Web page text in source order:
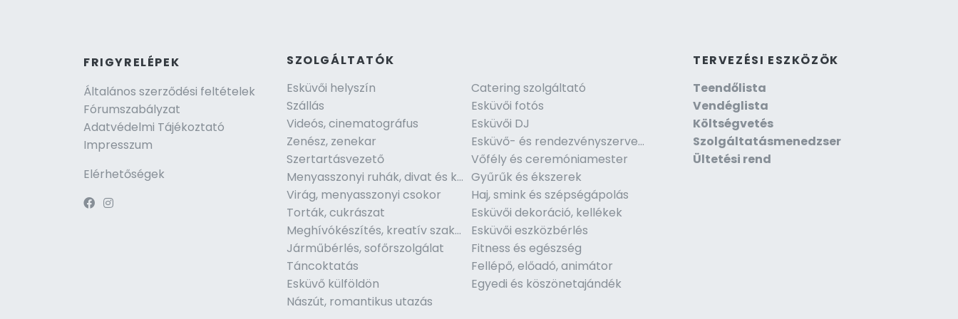
FRIGYRELÉPEK
Általános szerződési feltételek
Fórumszabályzat
Adatvédelmi Tájékoztató
Impresszum
Elérhetőségek
SZOLGÁLTATÓK
Esküvői helyszín
Catering szolgáltató
Szállás
Esküvői fotós
Videós, cinematográfus
Esküvői DJ
Zenész, zenekar
Esküvő- és rendezvényszervező
Szertartásvezető
Vőfély és ceremóniamester
Menyasszonyi ruhák, divat és kiegészítők Gyűrűk és ékszerek
Virág, menyasszonyi csokor
Haj, smink és szépségápolás
Torták, cukrászat
Esküvői dekoráció, kellékek
Meghívókészítés, kreatív szakember
Esküvői eszközbérlés
Járműbérlés, sofőrszolgálat
Fitness és egészség
Táncoktatás
Fellépő, előadó, animátor
Esküvő külföldön
Egyedi és köszönetajándék
Nászút, romantikus utazás
TERVEZÉSI ESZKÖZÖK
Teendőlista
Vendéglista
Költségvetés
Szolgáltatásmenedzser
Ültetési rend